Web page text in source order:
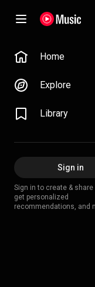
Home
Explore
Library
Sign in
Sign in to create &
get personalized
recommendations, and